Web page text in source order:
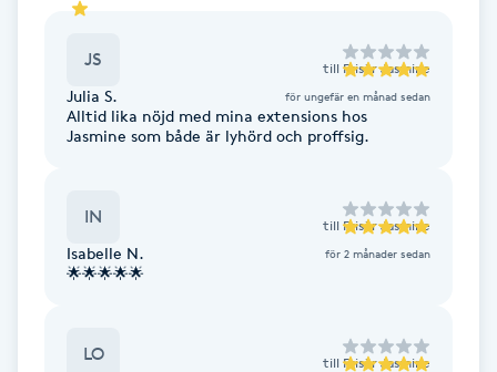
Fotsvamp
Fransar
Fransborttagning
Fransfärgning
JS till Frisör Jasmine
Julia S. för ungefär en månad sedan
Alltid lika nöjd med mina extensions hos
Jasmine som både är lyhörd och proffsig.
IN till Frisör Jasmine
Isabelle N. för 2 månader sedan
🌟🌟🌟🌟🌟
LO till Frisör Jasmine